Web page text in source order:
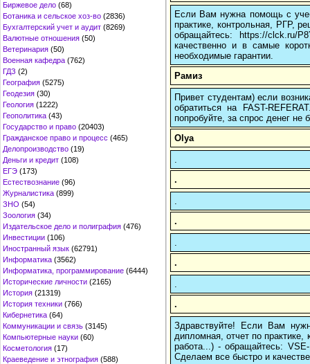
Биржевое дело (68)
Ботаника и сельское хоз-во (2836)
Бухгалтерский учет и аудит (8269)
Валютные отношения (50)
Ветеринария (50)
Военная кафедра (762)
ГДЗ (2)
География (5275)
Геодезия (30)
Геология (1222)
Геополитика (43)
Государство и право (20403)
Гражданское право и процесс (465)
Делопроизводство (19)
Деньги и кредит (108)
ЕГЭ (173)
Естествознание (96)
Журналистика (899)
ЗНО (54)
Зоология (34)
Издательское дело и полиграфия (476)
Инвестиции (106)
Иностранный язык (62791)
Информатика (3562)
Информатика, программирование (6444)
Исторические личности (2165)
История (21319)
История техники (766)
Кибернетика (64)
Коммуникации и связь (3145)
Компьютерные науки (60)
Косметология (17)
Краеведение и этнография (588)
Если Вам нужна помощь с
практике, контрольная, РГР,
обращайтесь: https://clck.ru/
качественно и в самые
необходимые гарантии.
Рамиз
Привет студентам) если
обратиться на FAST-
попробуйте, за спрос денег не
Olya
.
.
.
.
Здравствуйте! Если Вам
дипломная, отчет по
работа...) - обращайтесь:
Сделаем все быстро и